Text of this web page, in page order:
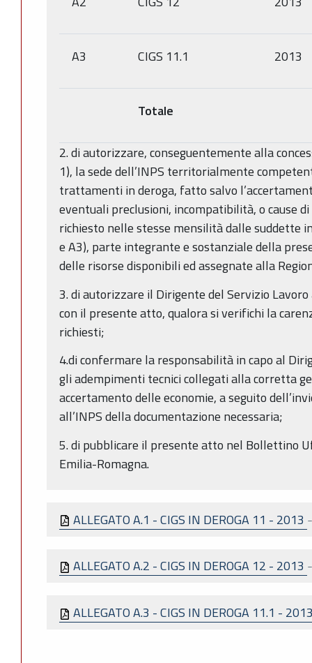
A3 CIGS 11.1 2013
Totale
2. di autorizzare, conseguentemente alla
1), la sede dell’INPS territorialmente
trattamenti in deroga, fatto salvo
eventuali preclusioni, incompatibilità, o cause
richiesto nelle stesse mensilità dalle suddette
e A3), parte integrante e sostanziale della
delle risorse disponibili ed assegnate alla
3. di autorizzare il Dirigente del Servizio
con il presente atto, qualora si verifichi la
richiesti;
4.di confermare la responsabilità in capo al
gli adempimenti tecnici collegati alla corretta
accertamento delle economie, a seguito
all’INPS della documentazione necessaria;
5. di pubblicare il presente atto nel Bollettino
Emilia-Romagna.
ALLEGATO A.1 - CIGS IN DEROGA 11 - 2013
ALLEGATO A.2 - CIGS IN DEROGA 12 - 2013
ALLEGATO A.3 - CIGS IN DEROGA 11.1 -